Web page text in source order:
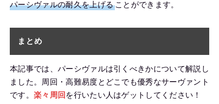
パーシヴァルの耐久を上げる ことができます。
まとめ
本記事では、パーシヴァルは引くべきかについて解説し
ました。周回・高難易度とどこでも優秀なサーヴァント
です。 楽々周回 を行いたい人はゲットしてください！